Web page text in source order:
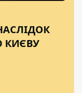
КИЄВУ